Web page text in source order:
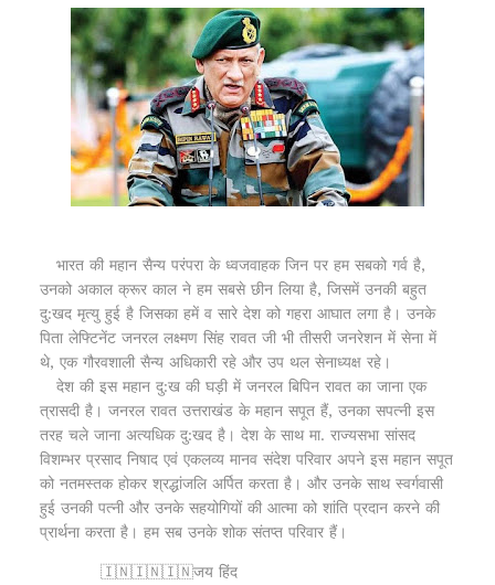
भारत की महान सैन्य परंपरा के ध्वजवाहक जिन पर हम सबको गर्व है,
उनको अकाल क्रूर काल ने हम सबसे छीन लिया है, जिसमें उनकी बहुत
दु:खद मृत्यु हुई है जिसका हमें व सारे देश को गहरा आघात लगा है। उनके
पिता लेफ्टिनेंट जनरल लक्ष्मण सिंह रावत जी भी तीसरी जनरेशन में सेना में
थे, एक गौरवशाली सैन्य अधिकारी रहे और उप थल सेनाध्यक्ष रहे।
देश की इस महान दु:ख की घड़ी में जनरल बिपिन रावत का जाना एक
त्रासदी है। जनरल रावत उत्तराखंड के महान सपूत हैं, उनका सपत्नी इस
तरह चले जाना अत्यधिक दु:खद है। देश के साथ मा. राज्यसभा सांसद
विशम्भर प्रसाद निषाद एवं एकलव्य मानव संदेश परिवार अपने इस महान सपूत
को नतमस्तक होकर श्रद्धांजलि अर्पित करता है। और उनके साथ स्वर्गवासी
हुई उनकी पत्नी और उनके सहयोगियों की आत्मा को शांति प्रदान करने की
प्रार्थना करता है। हम सब उनके शोक संतप्त परिवार हैं।
🇮🇳🇮🇳🇮🇳जय हिंद